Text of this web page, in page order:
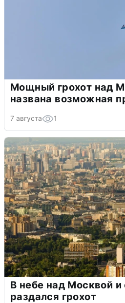
Мощный грохот над
названа возможная
7 августа 1
В небе над Москвой и
раздался грохот